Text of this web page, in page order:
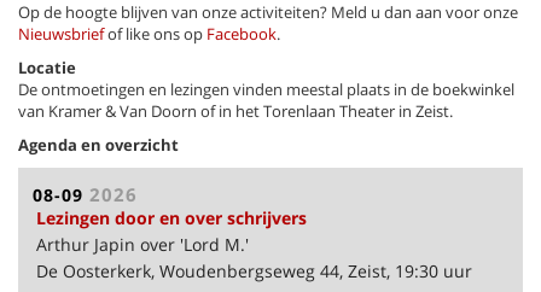
Op de hoogte blijven van onze activiteiten? Meld u dan aan voor onze
Nieuwsbriefof like ons op Facebook.
Locatie
De ontmoetingen en lezingen vinden meestal plaats in de boekwinkel
van Kramer & Van Doorn of in het Torenlaan Theater in Zeist.
Agenda en overzicht
08-09 2026
Lezingen door en over schrijvers
Arthur Japin over 'Lord M.'
De Oosterkerk, Woudenbergseweg 44, Zeist, 19:30 uur